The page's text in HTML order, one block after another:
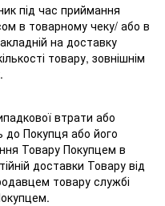
під час приймання
в товарному чеку/ або в
на доставку
товару, зовнішнім
втрати або
Покупця або його
Товару Покупцем в
доставки Товару від
товару службі